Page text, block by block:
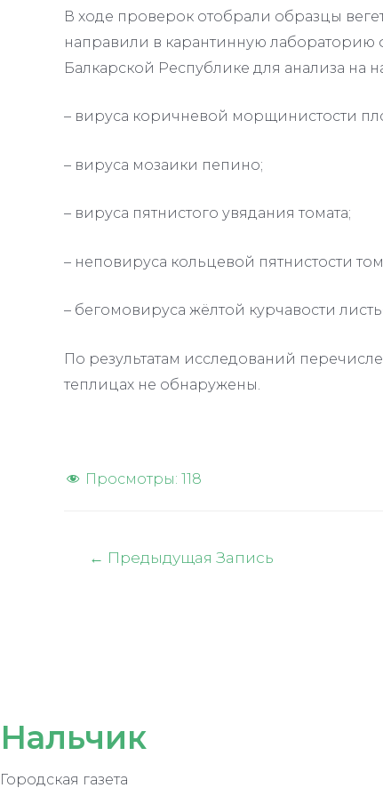
В ходе проверок отобрали образцы
направили в карантинную
Балкарской Республике для анализа на
– вируса коричневой морщинистости
– вируса мозаики пепино;
– вируса пятнистого увядания томата;
– неповируса кольцевой пятнистости
– бегомовируса жёлтой курчавости
По результатам исследований
теплицах не обнаружены.
Просмотры: 118
Навигация
← Предыдущая Запись
Нальчик
Городская газета